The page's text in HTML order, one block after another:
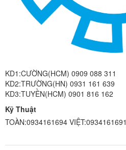
KD1:CƯỜNG(HCM) 0909 088 311
KD2:TRƯỜNG(HN) 0931 161 639
KD3:TUYỀN(HCM) 0901 816 162
Kỹ Thuật
TOÀN:0934161694 VIỆT:0934161691